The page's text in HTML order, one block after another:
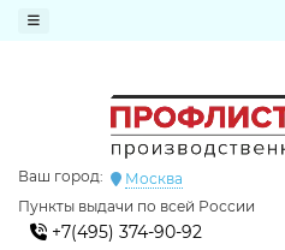
Ваш город:
Москва
Пункты выдачи по всей России
+7(495) 374-90-92